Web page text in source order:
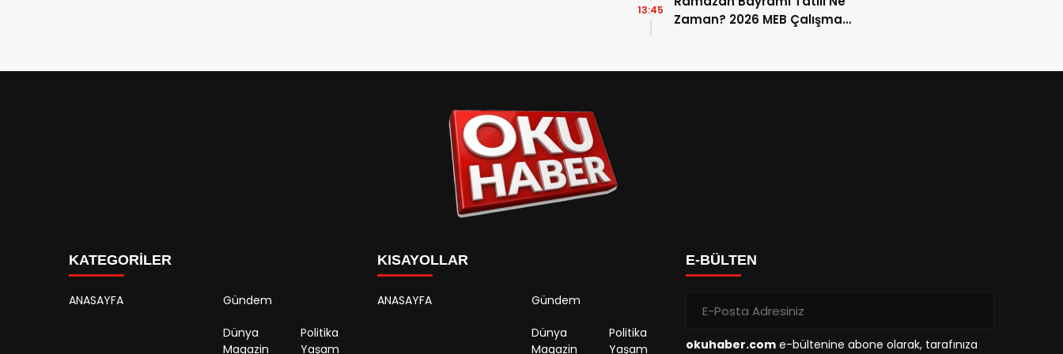
Zaman? 2026 MEB Çalışma
13:45
KATEGORİLER
ANASAYFA Gündem
Dünya
Politika
Magazin
Yaşam
KISAYOLLAR
ANASAYFA Gündem
Dünya
Politika
Magazin
Yaşam
E-BÜLTEN
okuhaber.com e-bültenine abone olarak, tarafınıza